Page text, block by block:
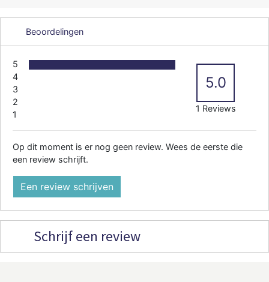
Beoordelingen
5
4
3
2
1
5.0
1 Reviews
Op dit moment is er nog geen review. Wees de eerste die
een review schrijft.
Een review schrijven
Schrijf een review